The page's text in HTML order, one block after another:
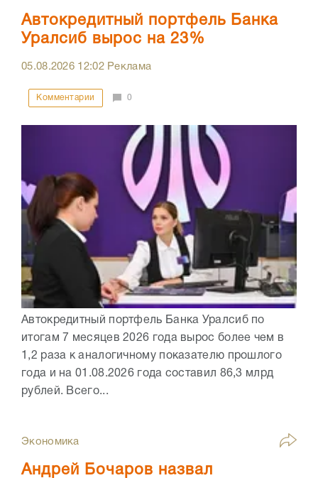
Автокредитный портфель Банка
Уралсиб вырос на 23%
05.08.2026 12:02Реклама
Комментарии 0
Автокредитный портфель Банка Уралсиб по
итогам 7 месяцев 2026 года вырос более чем в
1,2 раза к аналогичному показателю прошлого
года и на 01.08.2026 года составил 86,3 млрд
рублей. Всего...
Экономика
Андрей Бочаров назвал